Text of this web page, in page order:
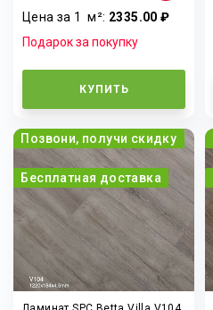
Цена за 1м²: 2335.00 ₽
Подарок за покупку
КУПИТЬ
Позвони, получи скидку
Бесплатная доставка